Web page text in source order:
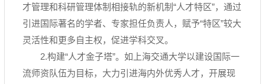
才管理和科研管理体制相接轨的新机制“人才特区”，通过
引进国际著名的学者、专家担任负责人，赋予“特区”较大
灵活性和更多自主权，促进学科交叉。
2.构建“人才金子塔”。如上海交通大学以建设国际一
流师资队伍为目标，大力引进海内外优秀人才，开展现